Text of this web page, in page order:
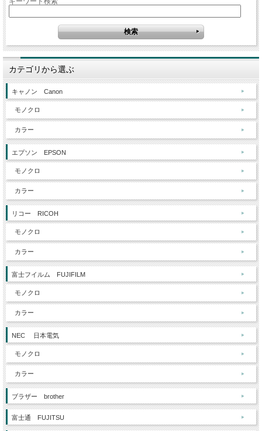
カテゴリから選ぶ
キャノン Canon
モノクロ
カラー
エプソン EPSON
モノクロ
カラー
リコー RICOH
モノクロ
カラー
富士フイルム FUJIFILM
モノクロ
カラー
NEC 日本電気
モノクロ
カラー
ブラザー brother
富士通 FUJITSU